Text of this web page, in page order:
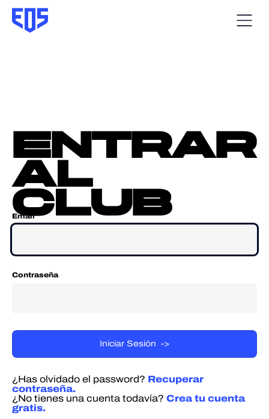
entrar
al
club
Email
Contraseña
¿Has olvidado el password? Recuperar
contraseña.
¿No tienes una cuenta todavía? Crea tu cuenta
gratis.